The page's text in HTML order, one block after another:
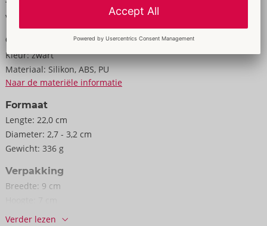
Trilling
Voor vaginaal gebruik
Gegevens
Kleur: zwart
Materiaal: Silikon, ABS, PU
Naar de materiële informatie
Formaat
Lengte: 22,0 cm
Diameter: 2,7 - 3,2 cm
Gewicht: 336 g
Verpakking
Breedte: 9 cm
Lengte:
Verder lezen